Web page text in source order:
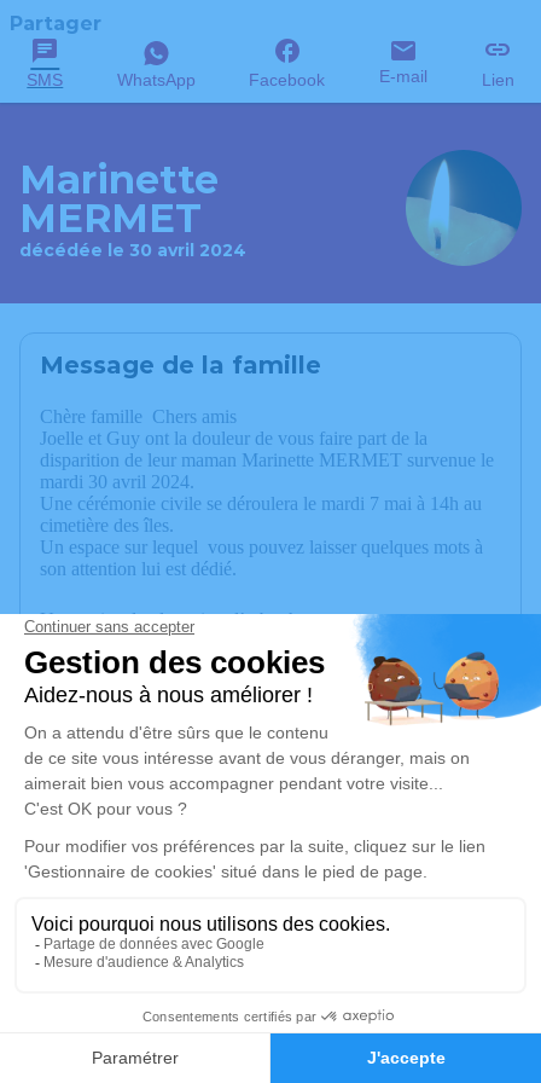
Faire-part Hommages
Partager
SMS WhatsApp Facebook E-mail Lien
Marinette
MERMET
décédée le 30 avril 2024
Message de la famille
Chère famille Chers amis
Joelle et Guy ont la douleur de vous faire part de la
disparition de leur maman Marinette MERMET survenue le
mardi 30 avril 2024.
Une cérémonie civile se déroulera le mardi 7 mai à 14h au
cimetière des îles.
Un espace sur lequel vous pouvez laisser quelques mots à
son attention lui est dédié.
Un service de plantation d’arbre hommage est
disponible ici
Je rends hommage
Cérémonie
mardi 07 mai 2024 à 14h00
Crématorium des Iles Route du Cimetère
des Iles
Déroulé des obsèques